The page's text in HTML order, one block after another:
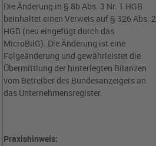
Die Änderung in § 8b Abs. 3 Nr. 1 HGB
beinhaltet einen Verweis auf § 326 Abs. 2
HGB (neu eingefügt durch das
MicroBilG). Die Änderung ist eine
Folgeänderung und gewährleistet die
Übermittlung der hinterlegten Bilanzen
vom Betreiber des Bundesanzeigers an
das Unternehmensregister.
Praxishinweis: